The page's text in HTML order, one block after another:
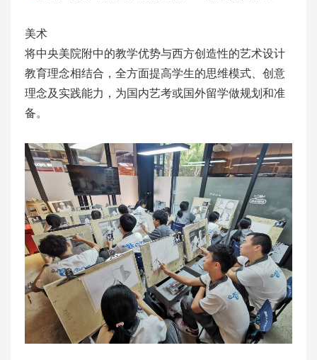
美术
将中央美院附中的教学优势与西方创造性的艺术设计
教育理念相结合，全方面提高学生的思维模式、创意
理念及实践能力，为国内艺考或国外留学做规划和准
备。